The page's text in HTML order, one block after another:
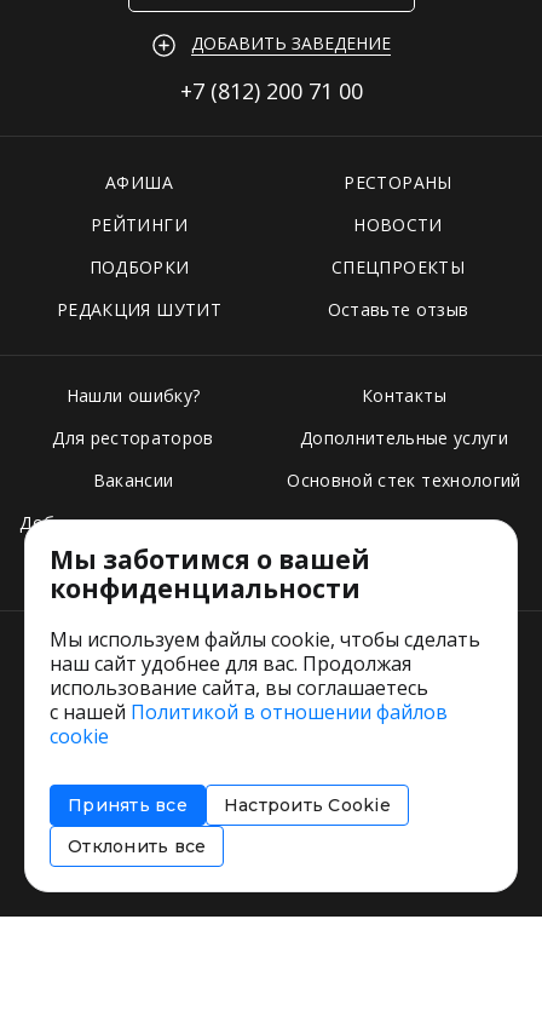
ДОБАВИТЬ ЗАВЕДЕНИЕ
+7 (812) 200 71 00
АФИША
РЕСТОРАНЫ
РЕЙТИНГИ
НОВОСТИ
ПОДБОРКИ
СПЕЦПРОЕКТЫ
РЕДАКЦИЯ ШУТИТ
Оставьте отзыв
Нашли ошибку?
Для рестораторов
Вакансии
Добавить свое заведение
Тарифы
Контакты
Дополнительные услуги
Основной стек технологий
Пользовательское соглашение
Согласие на обработку персональных данных
Соглашение об информировании
Политика использования cookies
Мы заботимся о вашей
конфиденциальности
Мы используем файлы cookie, чтобы сделать
наш сайт удобнее для вас. Продолжая
использование сайта, вы соглашаетесь
с нашей Политикой в отношении файлов
cookie
Принять все
Настроить Cookie
Отклонить все